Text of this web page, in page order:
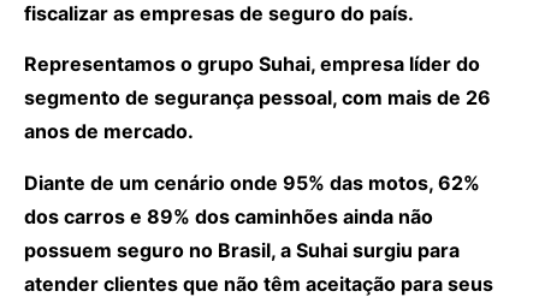
fiscalizar as empresas de seguro do país.
Representamos o grupo Suhai, empresa líder do
segmento de segurança pessoal, com mais de 26
anos de mercado.
Diante de um cenário onde 95% das motos, 62%
dos carros e 89% dos caminhões ainda não
possuem seguro no Brasil, a Suhai surgiu para
atender clientes que não têm aceitação para seus